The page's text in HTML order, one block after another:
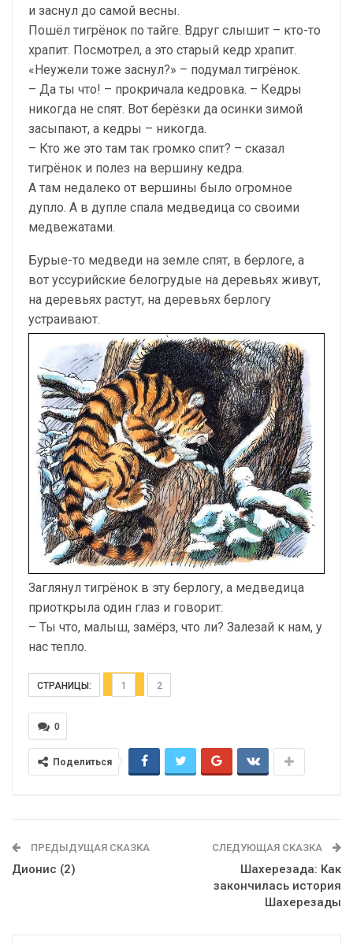
и заснул до самой весны.
Пошёл тигрёнок по тайге. Вдруг слышит – кто-то
храпит. Посмотрел, а это старый кедр храпит.
«Неужели тоже заснул?» – подумал тигрёнок.
– Да ты что! – прокричала кедровка. – Кедры
никогда не спят. Вот берёзки да осинки зимой
засыпают, а кедры – никогда.
– Кто же это там так громко спит? – сказал
тигрёнок и полез на вершину кедра.
А там недалеко от вершины было огромное
дупло. А в дупле спала медведица со своими
медвежатами.
Бурые-то медведи на земле спят, в берлоге, а
вот уссурийские белогрудые на деревьях живут,
на деревьях растут, на деревьях берлогу
устраивают.
Заглянул тигрёнок в эту берлогу, а медведица
приоткрыла один глаз и говорит:
– Ты что, малыш, замёрз, что ли? Залезай к нам, у
нас тепло.
СТРАНИЦЫ: 1 2
0
Поделиться
ПРЕДЫДУЩАЯ СКАЗКА
Дионис (2)
СЛЕДУЮЩАЯ СКАЗКА
Шахерезада: Как
закончилась история
Шахерезады